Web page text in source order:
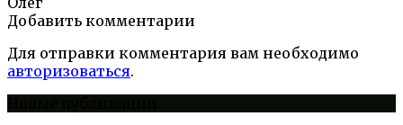
Добавить комментарии
Для отправки комментария вам необходимо
авторизоваться.